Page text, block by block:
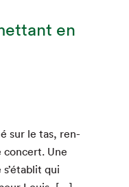
en
sur le tas, ren­
con­cert. Une
qui